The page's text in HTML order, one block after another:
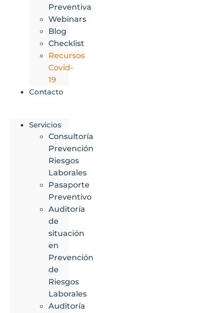
Preventiva
Webinars
Blog
Checklist
Recursos
Covid-
19
Contacto
Servicios
Consultoría
Prevención
Riesgos
Laborales
Pasaporte
Preventivo
Auditoría
de
situación
en
Prevención
de
Riesgos
Laborales
Auditoría